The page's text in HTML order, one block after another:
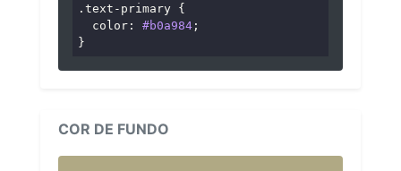
.text-primary {
color : #b0a984 ;
}
COR DE FUNDO